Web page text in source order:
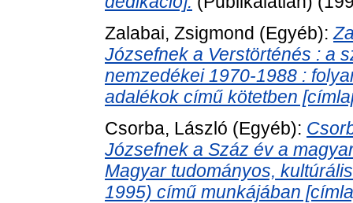
Zalabai, Zsigmond (Egyéb):
Józsefnek a Verstörténés : a
nemzedékei 1970-1988 :
adalékok című kötetben
Csorba, László (Egyéb):
Józsefnek a Száz év a
Magyar tudományos,
1995) című munkájában